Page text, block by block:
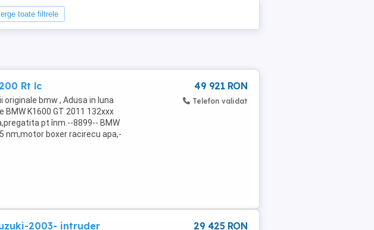
toate filtrele
Rt lc
originale bmw , Adusa in luna
BMW K1600 GT 2011 132xxx
pt înm.--8899-- BMW
nm,motor boxer racirecu apa,-
49 921 RON
Telefon validat
2003- intruder
29 425 RON